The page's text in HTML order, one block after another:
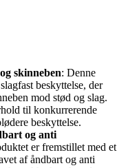
skinneben: Denne
beskyttelse, der
mod stød og slag.
til konkurrerende
beskyttelse.
og anti
er fremstillet med et
af åndbart og anti